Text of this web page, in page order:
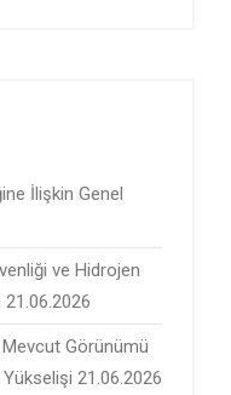
İlişkin Genel
ve Hidrojen
21.06.2026
Görünümü
21.06.2026